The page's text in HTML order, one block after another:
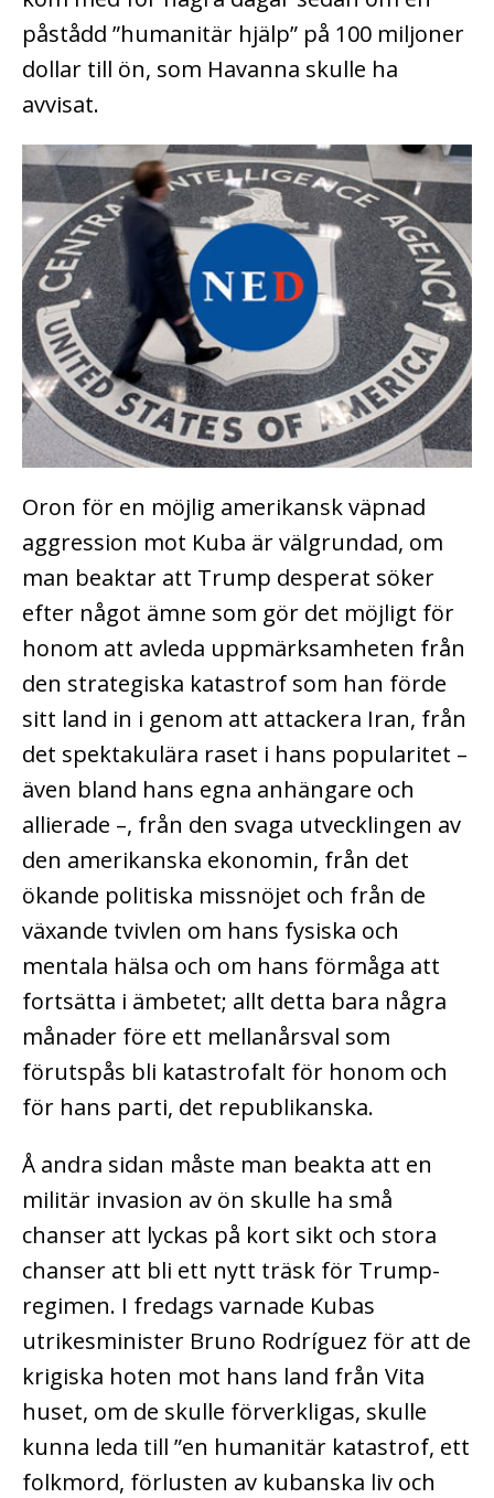
påstådd ”humanitär hjälp” på 100 miljoner
dollar till ön, som Havanna skulle ha
avvisat.
Oron för en möjlig amerikansk väpnad
aggression mot Kuba är välgrundad, om
man beaktar att Trump desperat söker
efter något ämne som gör det möjligt för
honom att avleda uppmärksamheten från
den strategiska katastrof som han förde
sitt land in i genom att attackera Iran, från
det spektakulära raset i hans popularitet –
även bland hans egna anhängare och
allierade –, från den svaga utvecklingen av
den amerikanska ekonomin, från det
ökande politiska missnöjet och från de
växande tvivlen om hans fysiska och
mentala hälsa och om hans förmåga att
fortsätta i ämbetet; allt detta bara några
månader före ett mellanårsval som
förutspås bli katastrofalt för honom och
för hans parti, det republikanska.
Å andra sidan måste man beakta att en
militär invasion av ön skulle ha små
chanser att lyckas på kort sikt och stora
chanser att bli ett nytt träsk för Trump-
regimen. I fredags varnade Kubas
utrikesminister Bruno Rodríguez för att de
krigiska hoten mot hans land från Vita
huset, om de skulle förverkligas, skulle
kunna leda till ”en humanitär katastrof, ett
folkmord, förlusten av kubanska liv och